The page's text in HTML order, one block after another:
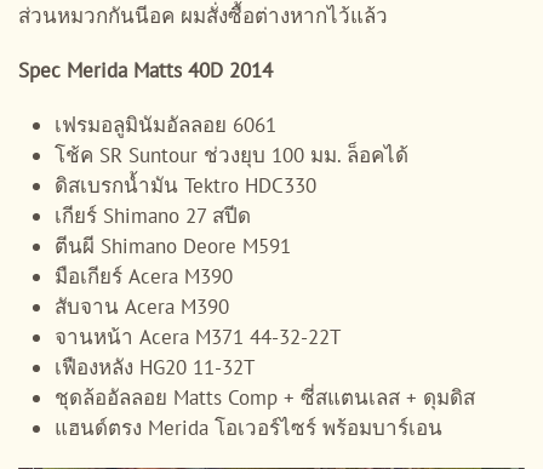
ส่วนหมวกกันนีอค ผมสั่งซื้อต่างหากไว้แล้ว
Spec Merida Matts 40D 2014
เฟรมอลูมินัมอัลลอย 6061
โช้ค SR Suntour ช่วงยุบ 100 มม. ล็อคได้
ดิสเบรกน้ำมัน Tektro HDC330
เกียร์ Shimano 27 สปีด
ตีนผี Shimano Deore M591
มือเกียร์ Acera M390
สับจาน Acera M390
จานหน้า Acera M371 44-32-22T
เฟืองหลัง HG20 11-32T
ชุดล้ออัลลอย Matts Comp + ซี่สแตนเลส + ดุมดิส
แฮนด์ตรง Merida โอเวอร์ไซร์ พร้อมบาร์เอน